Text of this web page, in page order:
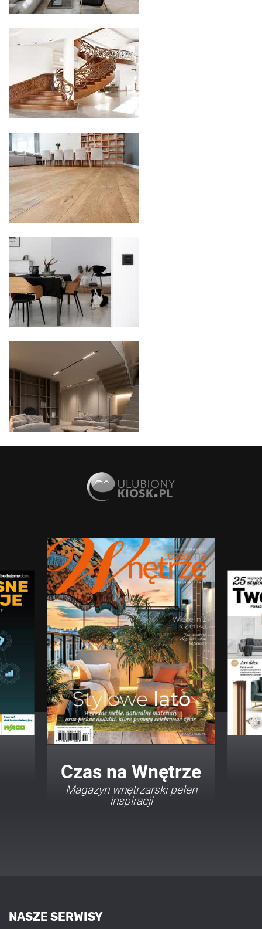
Twój Dom Twój Styl
Porady i inspiracje w
najmodniejszych stylach
NASZE SERWISY